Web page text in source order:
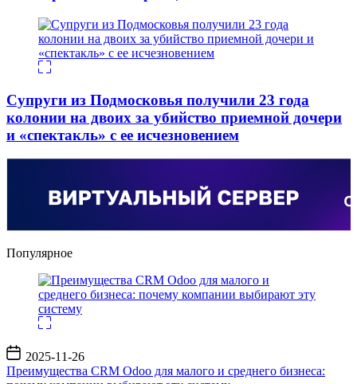
Супруги из Подмосковья получили 23 года
колонии на двоих за убийство приемной дочери
и «спектакль» с ее исчезновением
Популярное
Дата
записи
2025-11-26
Преимущества CRM Odoo для малого и среднего бизнеса: